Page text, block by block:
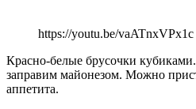
https://youtu.be/vaATnxVPx1c
Красно-белые брусочки
заправим майонезом. Можно
аппетита.